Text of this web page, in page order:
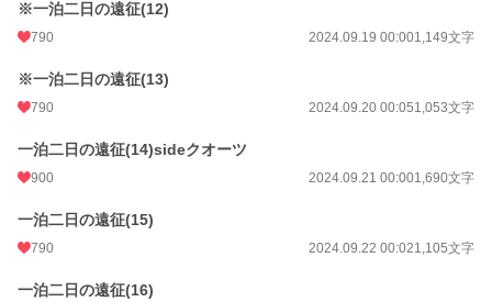
※一泊二日の遠征(12)
790 2024.09.19 00:001,149文字
※一泊二日の遠征(13)
790 2024.09.20 00:051,053文字
一泊二日の遠征(14)sideクオーツ
900 2024.09.21 00:001,690文字
一泊二日の遠征(15)
790 2024.09.22 00:021,105文字
一泊二日の遠征(16)